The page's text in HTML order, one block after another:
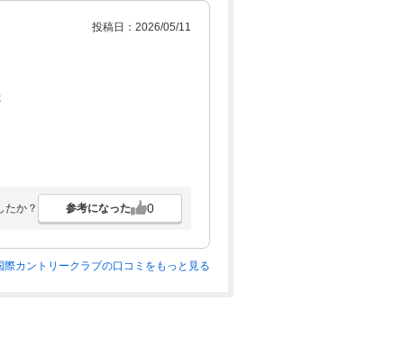
投稿日：2026/05/11
たか？ 参考になった 0
際カントリークラブの口コミをもっと見る